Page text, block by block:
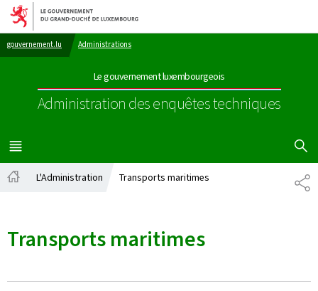
Aller au menu principal
Aller au contenu
gouvernement.lu Administrations
Le gouvernement luxembourgeois
Administration des enquêtes techniques
MENU
PRINCIPAL
L'Administration Transports maritimes
Transports maritimes